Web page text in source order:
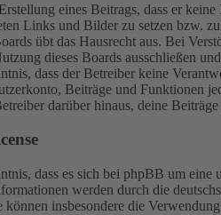
eines Beitrags, dass er
Links und Bilder zu setzen bzw.
übt das Hausrecht aus. Bei
dieses Boards ausschließen
dass der Betreiber keine
Beiträge und Funktionen
darüber hinaus, deine
dass es sich bei phpBB um eine
werden durch die
insbesondere die